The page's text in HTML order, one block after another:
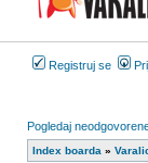
Registruj se
Pogledaj
Index boarda »